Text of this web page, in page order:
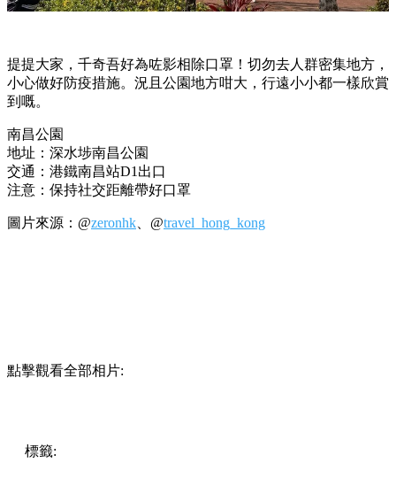
提提大家，千奇吾好為咗影相除口罩！切勿去人群密集地方，
小心做好防疫措施。況且公園地方咁大，行遠小小都一樣欣賞
到嘅。
南昌公園
地址：深水埗南昌公園
交通：港鐵南昌站D1出口
注意：保持社交距離帶好口罩
圖片來源：@zeronhk 、@travel_hong_kong
點擊觀看全部相片:
標籤: